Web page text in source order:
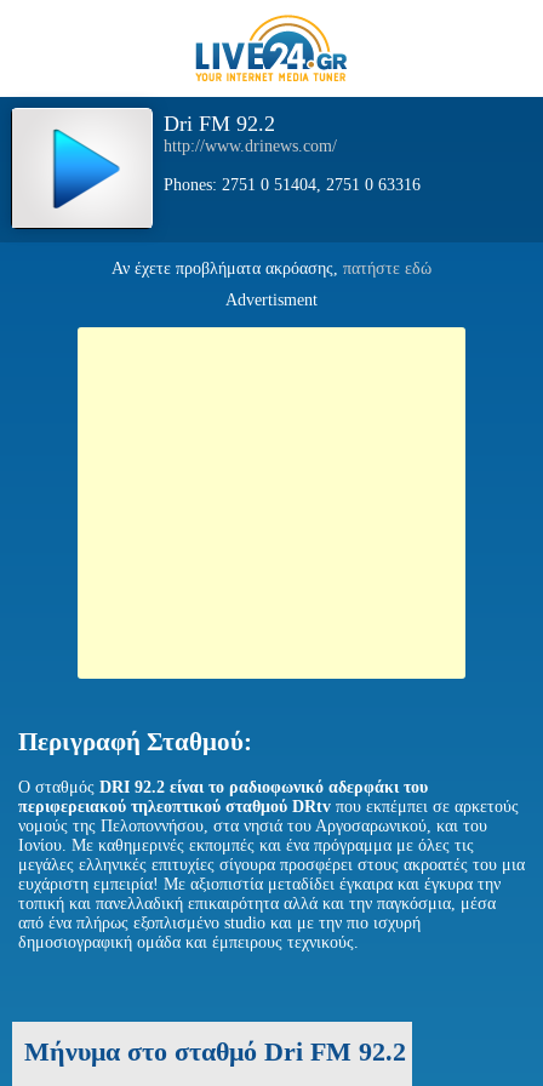
Dri FM 92.2
http://www.drinews.com/
Phones: 2751 0 51404, 2751 0 63316
Αν έχετε προβλήματα ακρόασης, πατήστε εδώ
Advertisment
Περιγραφή Σταθμού:
Ο σταθμός DRI 92.2 είναι το ραδιοφωνικό αδερφάκι του
περιφερειακού τηλεοπτικού σταθμού DRtv που εκπέμπει σε αρκετούς
νομούς της Πελοποννήσου, στα νησιά του Αργοσαρωνικού, και του
Ιονίου. Με καθημερινές εκπομπές και ένα πρόγραμμα με όλες τις
μεγάλες ελληνικές επιτυχίες σίγουρα προσφέρει στους ακροατές του μια
ευχάριστη εμπειρία! Με αξιοπιστία μεταδίδει έγκαιρα και έγκυρα την
τοπική και πανελλαδική επικαιρότητα αλλά και την παγκόσμια, μέσα
από ένα πλήρως εξοπλισμένο studio και με την πιο ισχυρή
δημοσιογραφική ομάδα και έμπειρους τεχνικούς.
Μήνυμα στο σταθμό Dri FM 92.2